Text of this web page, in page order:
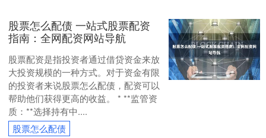
股票怎么配债 一站式股票配资
指南：全网配资网站导航
股票配资是指投资者通过借贷资金来放
大投资规模的一种方式。对于资金有限
的投资者来说股票怎么配债，配资可以
帮助他们获得更高的收益。 * **监管资
质：**选择持有中....
股票怎么配债